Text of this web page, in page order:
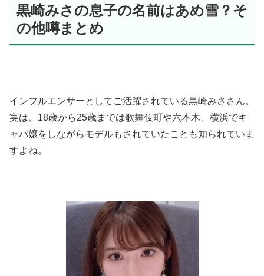
黒崎みさの息子の名前はあめ雪？そ
の他噂まとめ
インフルエンサーとしてご活躍されている黒崎みささん。
実は、18歳から25歳までは歌舞伎町や六本木、横浜でキ
ャバ嬢をしながらモデルもされていたことも知られていま
すよね。